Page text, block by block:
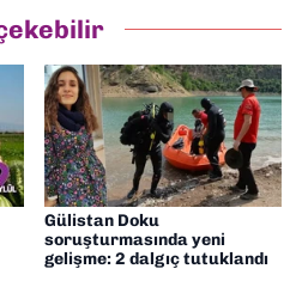
Gülistan Doku
soruşturmasında yeni
gelişme: 2 dalgıç tutuklandı